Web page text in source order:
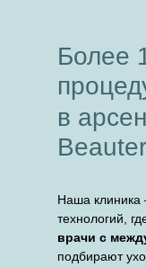
Более
в
Наша клиника
технологий,
врачи с
подбирают